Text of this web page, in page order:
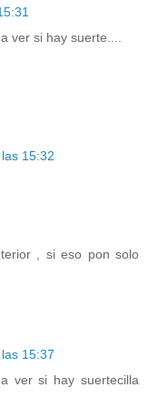
ver si hay suerte....
15:32
, si eso pon solo
15:37
ver si hay suertecilla